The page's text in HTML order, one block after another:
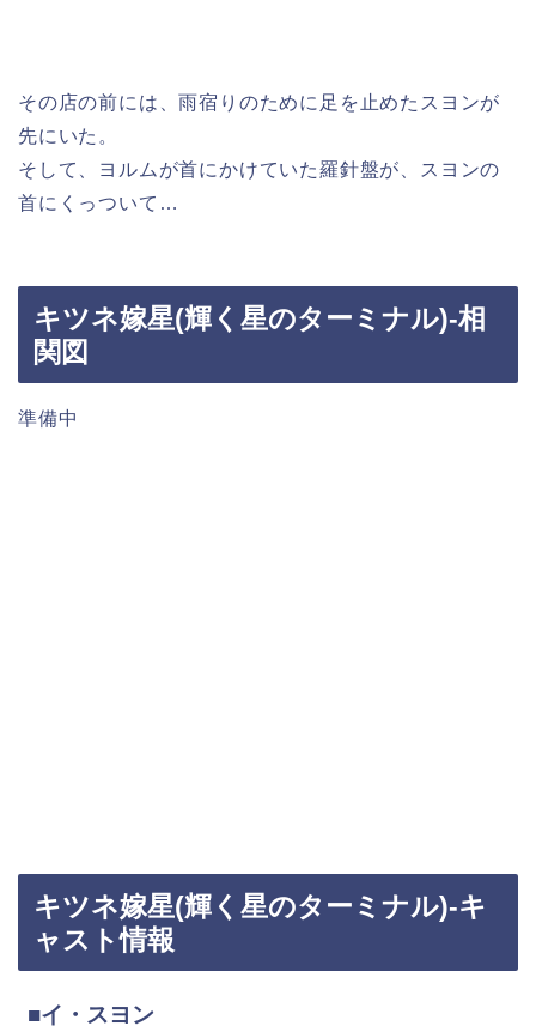
その店の前には、雨宿りのために足を止めたスヨンが
先にいた。
そして、ヨルムが首にかけていた羅針盤が、スヨンの
首にくっついて…
キツネ嫁星(輝く星のターミナル)-相
関図
準備中
キツネ嫁星(輝く星のターミナル)-キ
ャスト情報
■イ・スヨン